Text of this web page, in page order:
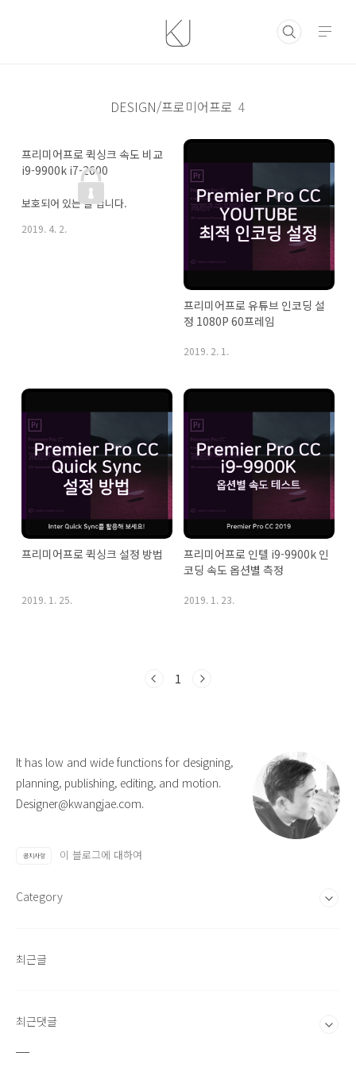
DESIGN/프로미어프로 4
프리미어프로 퀵싱크 속도 비교
i9-9900k i7-2600
보호되어 있는 글 입니다.
2019. 4. 2.
프리미어프로 유튜브 인코딩 설
정 1080P 60프레임
2019. 2. 1.
프리미어프로 퀵싱크 설정 방법
2019. 1. 25.
프리미어프로 인텔 i9-9900k 인
코딩 속도 옵션별 측정
2019. 1. 23.
1
It has low and wide functions for designing,
planning, publishing, editing, and motion.
Designer@kwangjae.com.
공지사항 이 블로그에 대하여
Category
최근글
최근댓글